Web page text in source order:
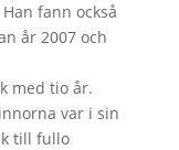
fann också
år 2007 och
med tio år.
var i sin
till fullo